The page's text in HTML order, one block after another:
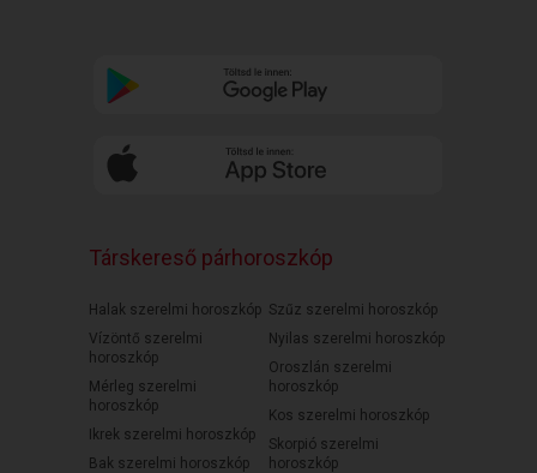
Társkereső párhoroszkóp
Halak szerelmi horoszkóp
Vízöntő szerelmi
horoszkóp
Mérleg szerelmi
horoszkóp
Ikrek szerelmi horoszkóp
Bak szerelmi horoszkóp
Szűz szerelmi horoszkóp
Nyilas szerelmi horoszkóp
Oroszlán szerelmi
horoszkóp
Kos szerelmi horoszkóp
Skorpió szerelmi
horoszkóp